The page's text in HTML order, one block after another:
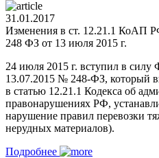
31.01.2017
Изменения в ст. 12.21.1 КоАП
248 ФЗ от 13 июля 2015 г.
24 июля 2015 г. вступил в силу
13.07.2015 № 248-ФЗ, который
в статью 12.21.1 Кодекса об
правонарушениях РФ,
нарушение правил перевозки
нерудных материалов).
Подробнее